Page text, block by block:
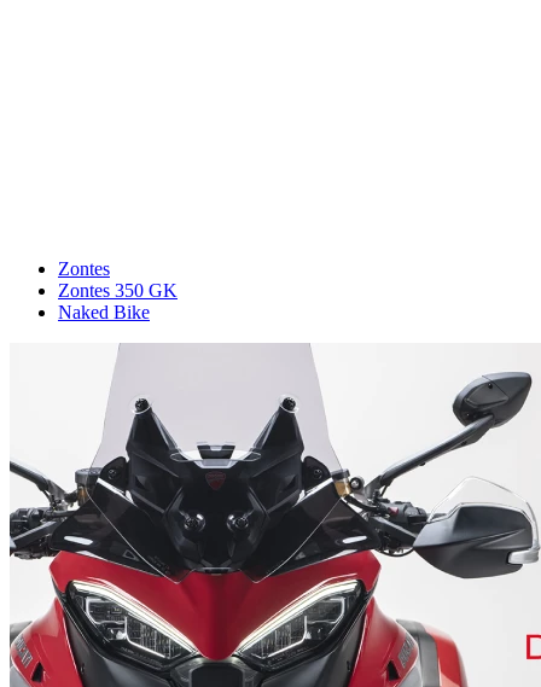
Zontes
Zontes 350 GK
Naked Bike